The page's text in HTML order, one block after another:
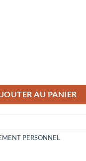
AU PANIER
PERSONNEL